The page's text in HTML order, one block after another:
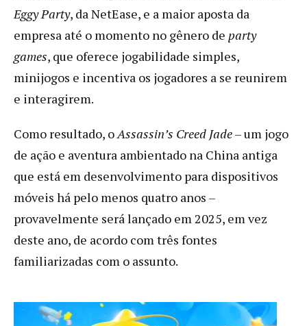
Eggy Party, da NetEase, e a maior aposta da
empresa até o momento no gênero de party
games, que oferece jogabilidade simples,
minijogos e incentiva os jogadores a se reunirem
e interagirem.
Como resultado, oAssassin’s Creed Jade– um jogo
de ação e aventura ambientado na China antiga
que está em desenvolvimento para dispositivos
móveis há pelo menos quatro anos –
provavelmente será lançado em 2025, em vez
deste ano, de acordo com três fontes
familiarizadas com o assunto.